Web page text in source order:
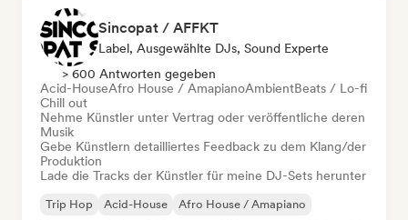
Sincopat / AFFKT
Label, Ausgewählte DJs, Sound Experte
> 600 Antworten gegeben
Acid-HouseAfro House / AmapianoAmbientBeats / Lo-fi
Chill out
Nehme Künstler unter Vertrag oder veröffentliche deren
Musik
Gebe Künstlern detailliertes Feedback zu dem Klang/der
Produktion
Lade die Tracks der Künstler für meine DJ-Sets herunter
Trip Hop Acid-House
Afro House / Amapiano